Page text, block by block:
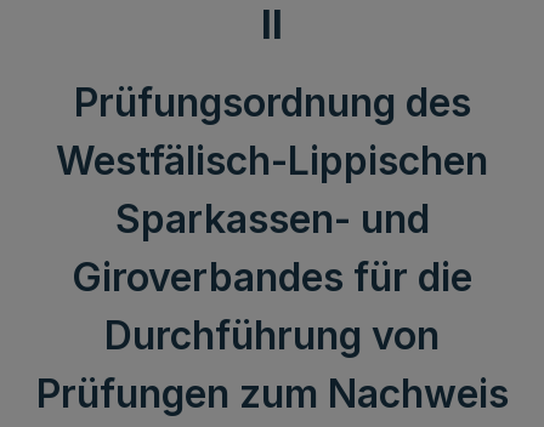
II
Prüfungsordnung des
Westfälisch-Lippischen
Sparkassen- und
Giroverbandes für die
Durchführung von
Prüfungen zum Nachweis